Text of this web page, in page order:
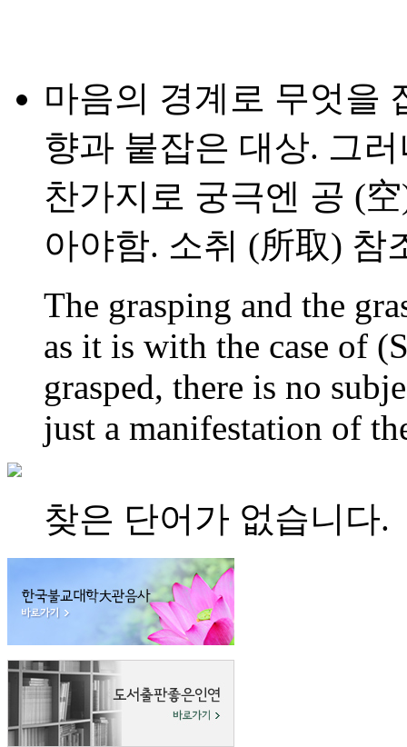
마음의 경계로 무엇을
향과 붙잡은 대상. 그
찬가지로 궁극엔 공 (
아야함. 소취 (所取) 참
The grasping and the
as it is with the case of
grasped, there is no
just a manifestation of
찾은 단어가 없습니다.